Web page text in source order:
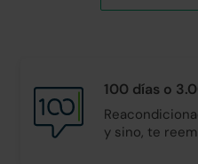
100 días o
y sino, te